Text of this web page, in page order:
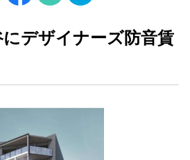
デザイナーズ防音賃